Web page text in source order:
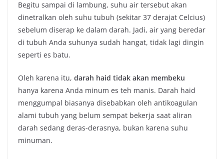
Begitu sampai di lambung, suhu air tersebut akan
dinetralkan oleh suhu tubuh (sekitar 37 derajat Celcius)
sebelum diserap ke dalam darah. Jadi, air yang beredar
di tubuh Anda suhunya sudah hangat, tidak lagi dingin
seperti es batu.
Oleh karena itu, darah haid tidak akan membeku
hanya karena Anda minum es teh manis. Darah haid
menggumpal biasanya disebabkan oleh antikoagulan
alami tubuh yang belum sempat bekerja saat aliran
darah sedang deras-derasnya, bukan karena suhu
minuman.